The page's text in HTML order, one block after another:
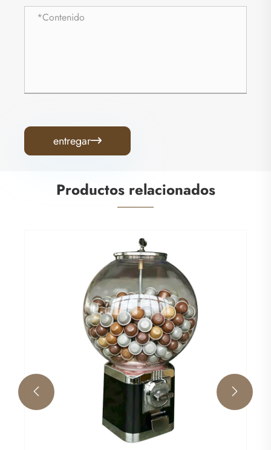
entregar
Productos relacionados
Máquina de gashapon de caramelo
Ver más >>
 